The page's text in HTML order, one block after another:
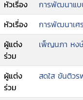
หัวเรื่อง
การพัฒนาแ
หัวเรื่อง
การพัฒนาเศ
ผู้แต่ง
ร่วม
เพ็ญนภา หง
ผู้แต่ง
ร่วม
สดใส ขันติว